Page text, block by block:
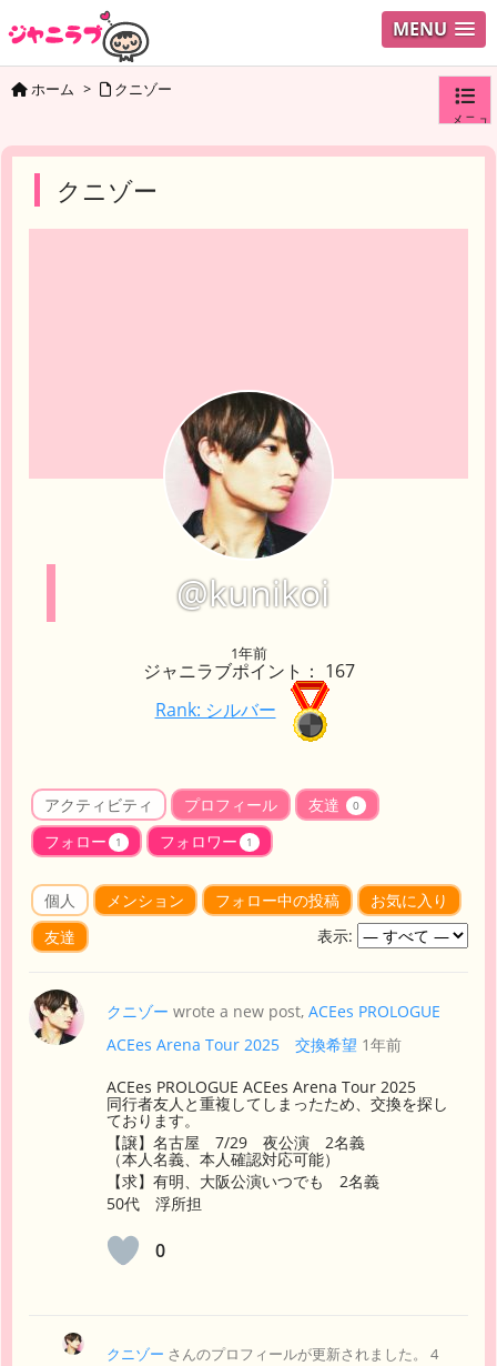
MENU
メニュ
ホーム > クニゾー
クニゾー
@kunikoi
1年前
ジャニラブポイント： 167
Rank: シルバー
アクティビティ プロフィール 友達 0
フォロー 1 フォロワー 1
個人 メンション フォロー中の投稿
お気に入り
友達
表示:
クニゾー wrote a new post, ACEes PROLOGUE
ACEes Arena Tour 2025 交換希望 1年前
ACEes PROLOGUE ACEes Arena Tour 2025
同行者友人と重複してしまったため、交換を探し
ております。
【譲】名古屋 7/29 夜公演 2名義
（本人名義、本人確認対応可能）
【求】有明、大阪公演いつでも 2名義
50代 浮所担
0
クニゾー さんのプロフィールが更新されました。 4